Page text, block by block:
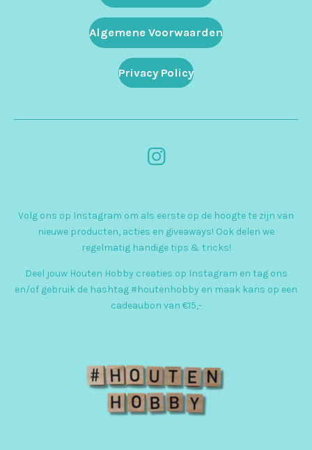
Algemene Voorwaarden
Privacy Policy
I
t
a
g
r
a
Volg ons op Instagram om als eerste op de hoogte te zijn van
nieuwe producten, acties en giveaways! Ook delen we
regelmatig handige tips & tricks!
Deel jouw Houten Hobby creaties op Instagram en tag ons
en/of gebruik de hashtag #houtenhobby en maak kans op een
cadeaubon van €15,-